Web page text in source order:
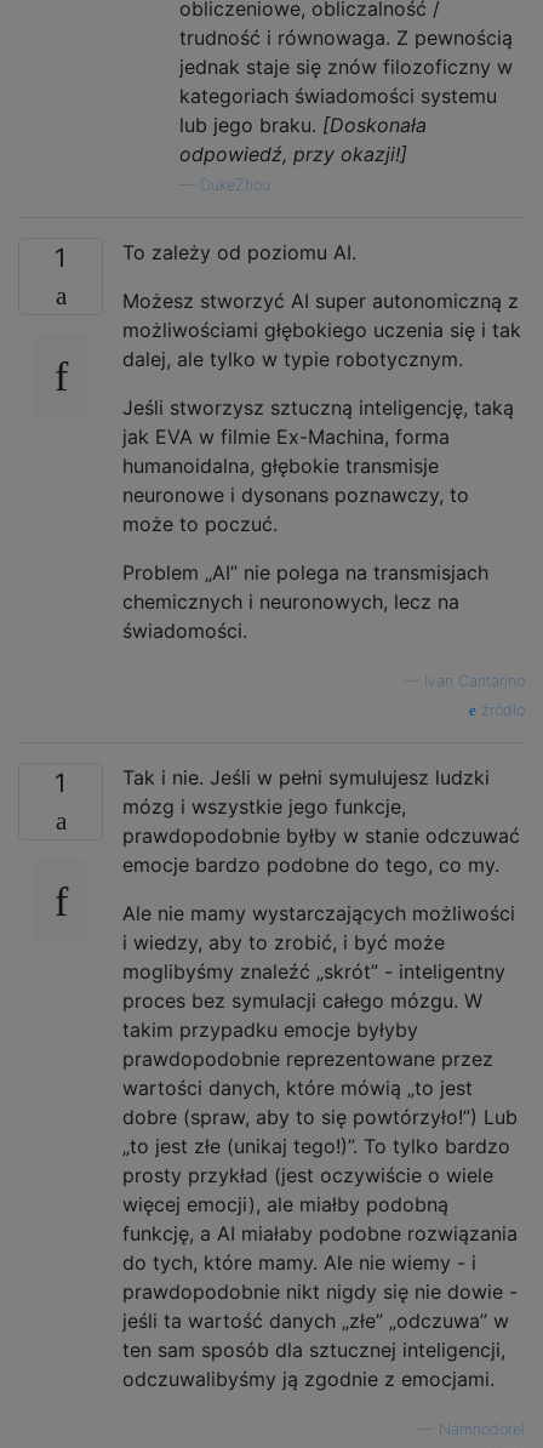
obliczeniowe, obliczalność /
trudność i równowaga. Z pewnością
jednak staje się znów filozoficzny w
kategoriach świadomości systemu
lub jego braku. [Doskonała
odpowiedź, przy okazji!]
DukeZhou
1
To zależy od poziomu AI.
Możesz stworzyć AI super autonomiczną z
możliwościami głębokiego uczenia się i tak
dalej, ale tylko w typie robotycznym.
Jeśli stworzysz sztuczną inteligencję, taką
jak EVA w filmie Ex-Machina, forma
humanoidalna, głębokie transmisje
neuronowe i dysonans poznawczy, to
może to poczuć.
Problem „AI” nie polega na transmisjach
chemicznych i neuronowych, lecz na
świadomości.
Ivan Cantarino
źródło
1
Tak i nie. Jeśli w pełni symulujesz ludzki
mózg i wszystkie jego funkcje,
prawdopodobnie byłby w stanie odczuwać
emocje bardzo podobne do tego, co my.
Ale nie mamy wystarczających możliwości
i wiedzy, aby to zrobić, i być może
moglibyśmy znaleźć „skrót” - inteligentny
proces bez symulacji całego mózgu. W
takim przypadku emocje byłyby
prawdopodobnie reprezentowane przez
wartości danych, które mówią „to jest
dobre (spraw, aby to się powtórzyło!”) Lub
„to jest złe (unikaj tego!)”. To tylko bardzo
prosty przykład (jest oczywiście o wiele
więcej emocji), ale miałby podobną
funkcję, a AI miałaby podobne rozwiązania
do tych, które mamy. Ale nie wiemy - i
prawdopodobnie nikt nigdy się nie dowie -
jeśli ta wartość danych „złe” „odczuwa” w
ten sam sposób dla sztucznej inteligencji,
odczuwalibyśmy ją zgodnie z emocjami.
Namnodorel